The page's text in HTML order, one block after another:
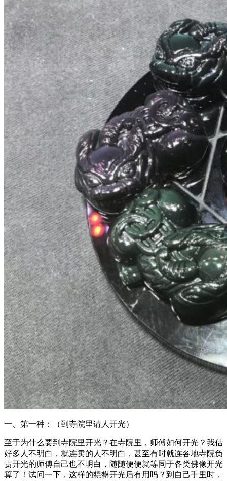
一、第一种：（到寺院里请人开光）
至于为什么要到寺院里开光？在寺院里，师傅如何开光？我估
好多人不明白，就连卖的人不明白，甚至有时就连各地寺院负
责开光的师傅自己也不明白，随随便便就等同于各类佛像开光
算了！试问一下，这样的貔貅开光后有用吗？到自己手里时，